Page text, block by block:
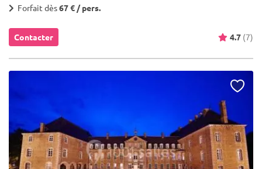
Forfait dès67 € / pers.
Contacter 4.7 (7)